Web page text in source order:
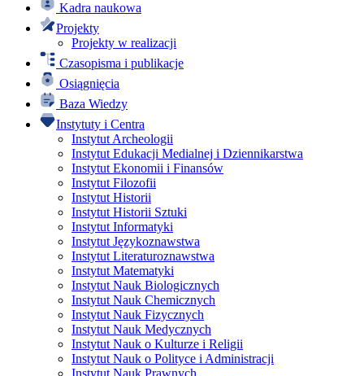
Kadra naukowa
Projekty
Projekty w realizacji
Czasopisma i publikacje
Osiągnięcia
Baza Wiedzy
Instytuty i Centra
Instytut Archeologii
Instytut Edukacji Medialnej i Dziennikarstwa
Instytut Ekonomii i Finansów
Instytut Filozofii
Instytut Historii
Instytut Historii Sztuki
Instytut Informatyki
Instytut Językoznawstwa
Instytut Literaturoznawstwa
Instytut Matematyki
Instytut Nauk Biologicznych
Instytut Nauk Chemicznych
Instytut Nauk Fizycznych
Instytut Nauk Medycznych
Instytut Nauk o Kulturze i Religii
Instytut Nauk o Polityce i Administracji